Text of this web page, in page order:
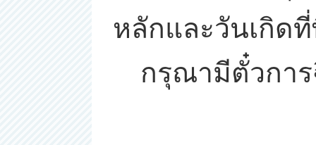
หลักและวันเกิด
กรุณามีตั๋วกา